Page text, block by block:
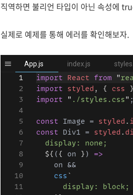
직역하면 불리언 타입이 아닌 속성에
실제로 예제를 통해 에러를 확인해보자.